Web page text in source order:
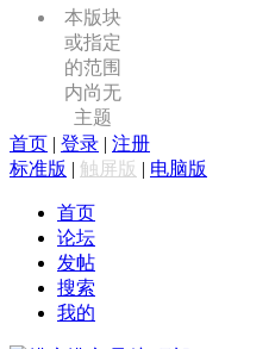
本版块
或指定
的范围
内尚无
主题
首页 | 登录 | 注册
标准版 | 触屏版 | 电脑版
首页
论坛
发帖
搜索
我的